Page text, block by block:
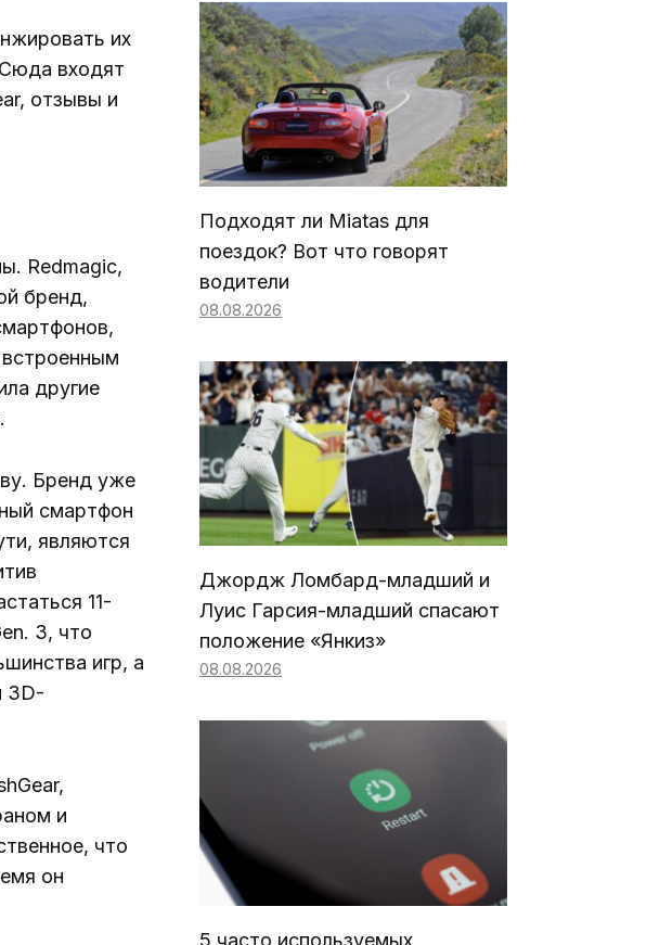
их
входят
отзывы и
Redmagic,
бренд,
другие
Бренд уже
смартфон
являются
11-
3, что
игр, а
3D-
и
что
он
Подходят ли Miatas для
поездок? Вот что говорят
водители
08.08.2026
Джордж Ломбард-младший и
Луис Гарсия-младший спасают
положение «Янкиз»
08.08.2026
5 часто используемых